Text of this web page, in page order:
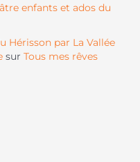
enfants et ados du
Hérisson par La Vallée
sur Tous mes rêves